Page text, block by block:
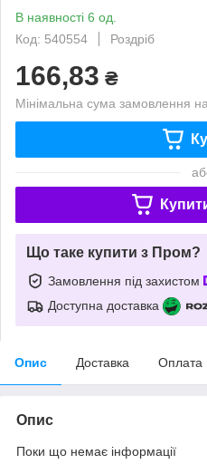
В наявності 6 од.
Код: 540554
Роздріб
166,83 ₴
Мінімальна сума замовлення
Що таке купити з Пром?
Замовлення під захистом
Доступна доставка
Опис Доставка Оплата
Опис
Поки що немає інформації